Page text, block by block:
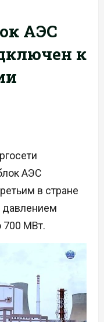
АЭС
к
АЭС
в стране
давлением
МВт.